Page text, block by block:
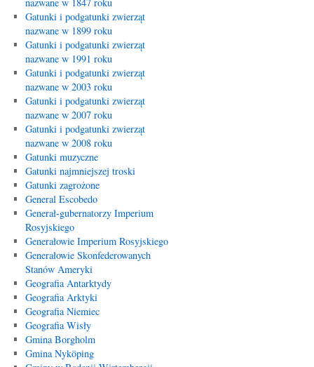
Gatunki i podgatunki zwierząt
nazwane w 1899 roku
Gatunki i podgatunki zwierząt
nazwane w 1991 roku
Gatunki i podgatunki zwierząt
nazwane w 2003 roku
Gatunki i podgatunki zwierząt
nazwane w 2007 roku
Gatunki i podgatunki zwierząt
nazwane w 2008 roku
Gatunki muzyczne
Gatunki najmniejszej troski
Gatunki zagrożone
General Escobedo
Generał-gubernatorzy Imperium
Rosyjskiego
Generałowie Imperium Rosyjskiego
Generałowie Skonfederowanych
Stanów Ameryki
Geografia Antarktydy
Geografia Arktyki
Geografia Niemiec
Geografia Wisły
Gmina Borgholm
Gmina Nyköping